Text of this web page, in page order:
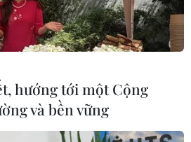
hướng tới một Cộng
và bền vững